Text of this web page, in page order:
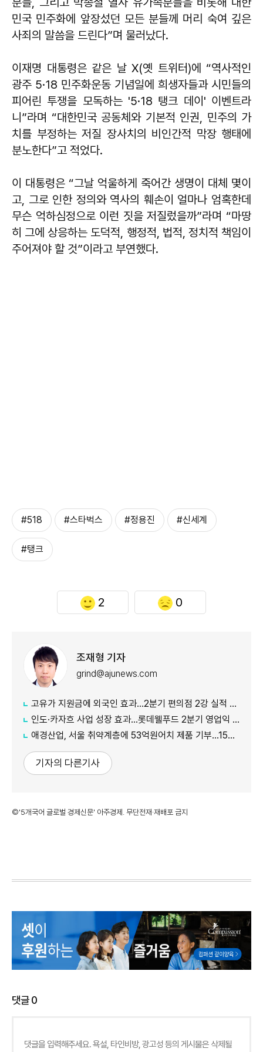
민국 민주화에 앞장섰던 모든 분들께 머리 숙여 깊은
사죄의 말씀을 드린다”며 물러났다.
이재명 대통령은 같은 날 X(옛 트위터)에 “역사적인
광주 5·18 민주화운동 기념일에 희생자들과 시민들의
피어린 투쟁을 모독하는 '5·18 탱크 데이' 이벤트라
니”라며 “대한민국 공동체와 기본적 인권, 민주의 가
치를 부정하는 저질 장사치의 비인간적 막장 행태에
분노한다”고 적었다.
이 대통령은 “그날 억울하게 죽어간 생명이 대체 몇이
고, 그로 인한 정의와 역사의 훼손이 얼마나 엄혹한데
무슨 억하심정으로 이런 짓을 저질렀을까”라며 “마땅
히 그에 상응하는 도덕적, 행정적, 법적, 정치적 책임이
주어져야 할 것”이라고 부연했다.
#518 #스타벅스 #정용진 #신세계
#탱크
2 0
조재형 기자
grind@ajunews.com
고유가 지원금에 외국인 효과…2분기 편의점 2강 실적 날았다
인도·카자흐 사업 성장 효과…롯데웰푸드 2분기 영업익 89%↑
애경산업, 서울 취약계층에 53억원어치 제품 기부…15년째 나눔
기자의 다른기사
©'5개국어 글로벌 경제신문' 아주경제. 무단전재·재배포 금지
댓글0